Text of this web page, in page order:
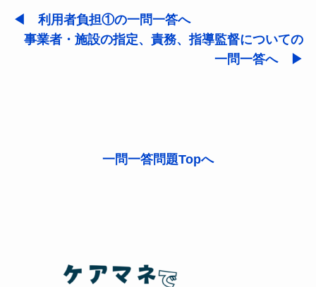
◀ 利用者負担①の一問一答へ
事業者・施設の指定、責務、指導監督についての
一問一答へ ▶
一問一答問題Topへ